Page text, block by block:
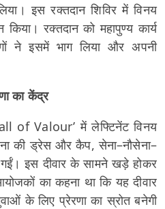
इस रक्तदान शिविर में विनय
रक्तदान को महापुण्य कार्य
ने इसमें भाग लिया और अपनी
का केंद्र
of Valour’ में लेफ्टिनेंट विनय
की ड्रेस और कैप, सेना–नौसेना–
इस दीवार के सामने खड़े होकर
का कहना था कि यह दीवार
के लिए प्रेरणा का स्रोत बनेगी